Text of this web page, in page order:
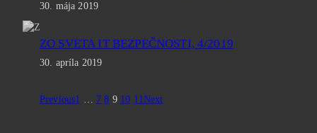
30. mája 2019
ZO SVETA IT BEZPEČNOSTI, 4/2019
30. apríla 2019
Previous1 … 7 8 9 10 11Next